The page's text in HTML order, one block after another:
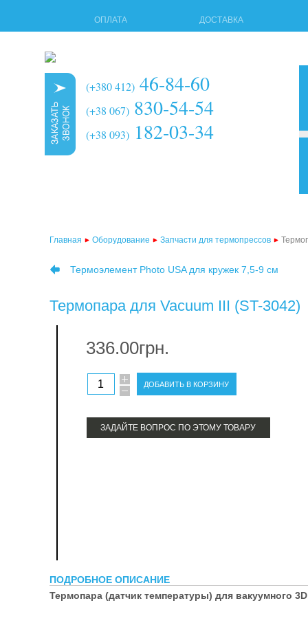
ОПЛАТА ДОСТАВКА
(+380 412) 46-84-60
(+38 067) 830-54-54
(+38 093) 182-03-34
Главная Оборудование Запчасти для термопрессов
Термоэлемент Photo USA для кружек 7,5-9 см
Термопара для Vacuum III (ST-3042)
336.00грн.
ЗАДАЙТЕ ВОПРОС ПО ЭТОМУ ТОВАРУ
ПОДРОБНОЕ ОПИСАНИЕ
Термопара (датчик температуры) для вакуумного